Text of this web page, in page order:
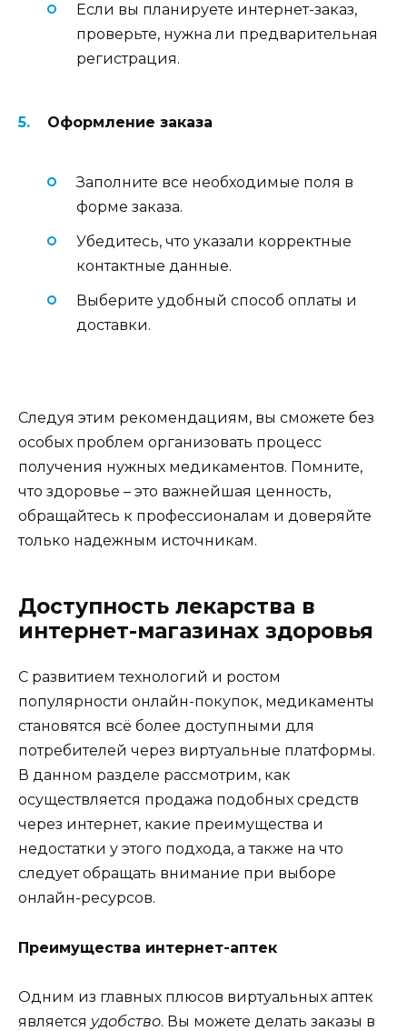
Если вы планируете интернет-заказ,
проверьте, нужна ли предварительная
регистрация.
Оформление заказа
Заполните все необходимые поля в
форме заказа.
Убедитесь, что указали корректные
контактные данные.
Выберите удобный способ оплаты и
доставки.
Следуя этим рекомендациям, вы сможете без
особых проблем организовать процесс
получения нужных медикаментов. Помните,
что здоровье – это важнейшая ценность,
обращайтесь к профессионалам и доверяйте
только надежным источникам.
Доступность лекарства в
интернет-магазинах здоровья
С развитием технологий и ростом
популярности онлайн-покупок, медикаменты
становятся всё более доступными для
потребителей через виртуальные платформы.
В данном разделе рассмотрим, как
осуществляется продажа подобных средств
через интернет, какие преимущества и
недостатки у этого подхода, а также на что
следует обращать внимание при выборе
онлайн-ресурсов.
Преимущества интернет-аптек
Одним из главных плюсов виртуальных аптек
является удобство. Вы можете делать заказы в